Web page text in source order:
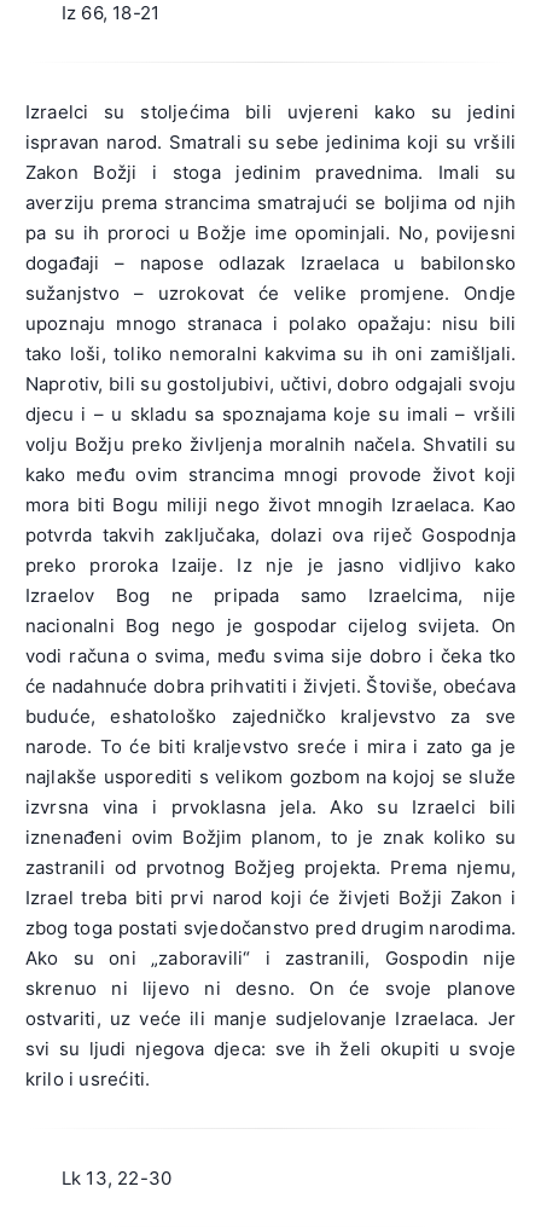
Iz 66, 18-21
Izraelci su stoljećima bili uvjereni kako su jedini
ispravan narod. Smatrali su sebe jedinima koji su vršili
Zakon Božji i stoga jedinim pravednima. Imali su
averziju prema strancima smatrajući se boljima od njih
pa su ih proroci u Božje ime opominjali. No, povijesni
događaji – napose odlazak Izraelaca u babilonsko
sužanjstvo – uzrokovat će velike promjene. Ondje
upoznaju mnogo stranaca i polako opažaju: nisu bili
tako loši, toliko nemoralni kakvima su ih oni zamišljali.
Naprotiv, bili su gostoljubivi, učtivi, dobro odgajali svoju
djecu i – u skladu sa spoznajama koje su imali – vršili
volju Božju preko življenja moralnih načela. Shvatili su
kako među ovim strancima mnogi provode život koji
mora biti Bogu miliji nego život mnogih Izraelaca. Kao
potvrda takvih zaključaka, dolazi ova riječ Gospodnja
preko proroka Izaije. Iz nje je jasno vidljivo kako
Izraelov Bog ne pripada samo Izraelcima, nije
nacionalni Bog nego je gospodar cijelog svijeta. On
vodi računa o svima, među svima sije dobro i čeka tko
će nadahnuće dobra prihvatiti i živjeti. Štoviše, obećava
buduće, eshatološko zajedničko kraljevstvo za sve
narode. To će biti kraljevstvo sreće i mira i zato ga je
najlakše usporediti s velikom gozbom na kojoj se služe
izvrsna vina i prvoklasna jela. Ako su Izraelci bili
iznenađeni ovim Božjim planom, to je znak koliko su
zastranili od prvotnog Božjeg projekta. Prema njemu,
Izrael treba biti prvi narod koji će živjeti Božji Zakon i
zbog toga postati svjedočanstvo pred drugim narodima.
Ako su oni „zaboravili“ i zastranili, Gospodin nije
skrenuo ni lijevo ni desno. On će svoje planove
ostvariti, uz veće ili manje sudjelovanje Izraelaca. Jer
svi su ljudi njegova djeca: sve ih želi okupiti u svoje
krilo i usrećiti.
Lk 13, 22-30